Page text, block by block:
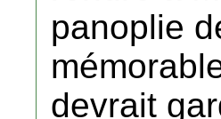
panoplie
devrait